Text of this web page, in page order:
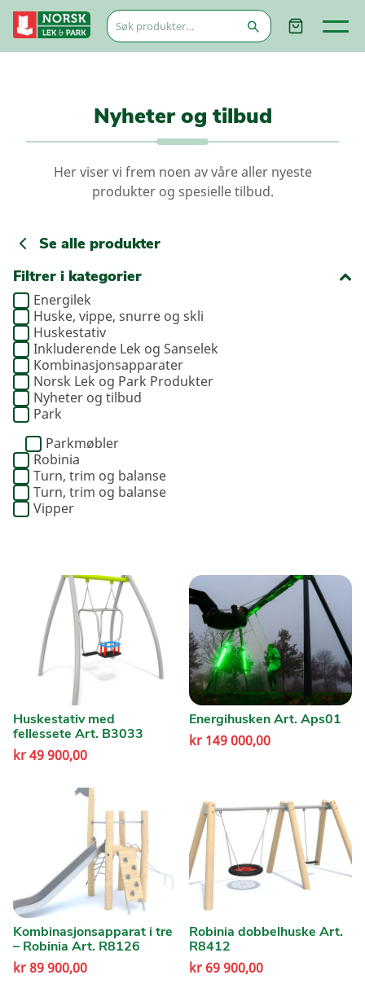
Søk
etter:
Nyheter og tilbud
Her viser vi frem noen av våre aller nyeste
produkter og spesielle tilbud.
Se alle produkter
Filtrer i kategorier
Energilek
Huske, vippe, snurre og skli
Huskestativ
Inkluderende Lek og Sanselek
Kombinasjonsapparater
Norsk Lek og Park Produkter
Nyheter og tilbud
Park
Parkmøbler
Robinia
Turn, trim og balanse
Turn, trim og balanse
Vipper
Huskestativ med
fellessete Art. B3033
kr49 900,00
Energihusken Art. Aps01
kr149 000,00
Kombinasjonsapparat i tre
– Robinia Art. R8126
kr89 900,00
Robinia dobbelhuske Art.
R8412
kr69 900,00